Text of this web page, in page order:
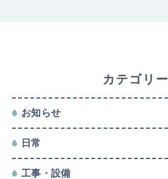
カテゴリー
お知らせ
日常
工事・設備